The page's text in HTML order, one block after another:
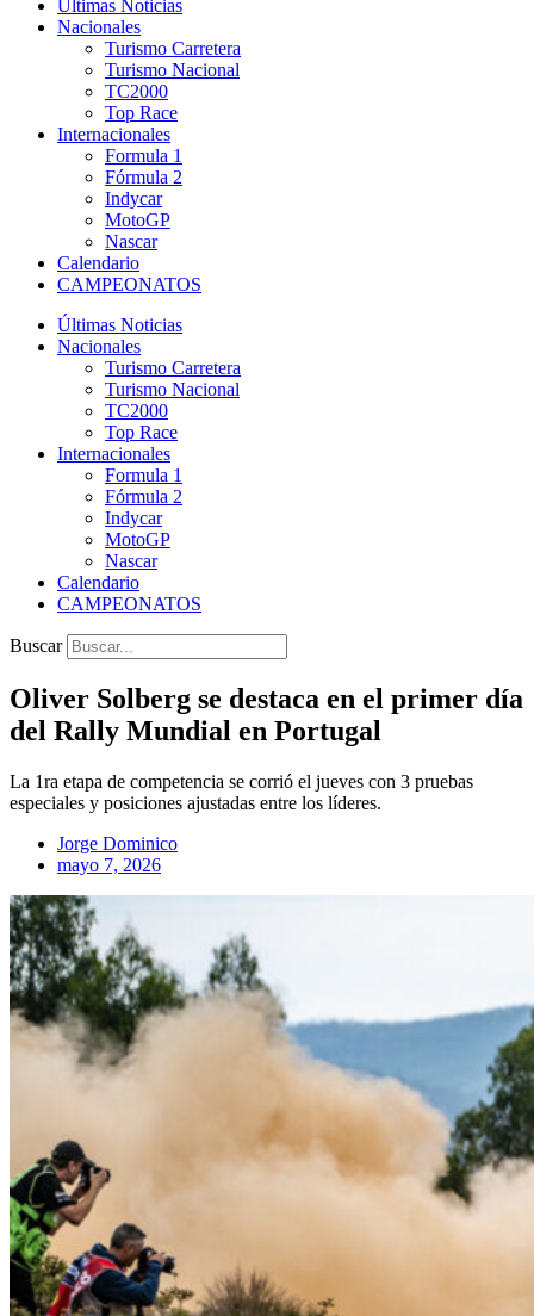
Últimas Noticias
Nacionales
Turismo Carretera
Turismo Nacional
TC2000
Top Race
Internacionales
Formula 1
Fórmula 2
Indycar
MotoGP
Nascar
Calendario
CAMPEONATOS
Últimas Noticias
Nacionales
Turismo Carretera
Turismo Nacional
TC2000
Top Race
Internacionales
Formula 1
Fórmula 2
Indycar
MotoGP
Nascar
Calendario
CAMPEONATOS
Buscar
Oliver Solberg se destaca en el primer día
del Rally Mundial en Portugal
La 1ra etapa de competencia se corrió el jueves con 3 pruebas
especiales y posiciones ajustadas entre los líderes.
Jorge Dominico
mayo 7, 2026